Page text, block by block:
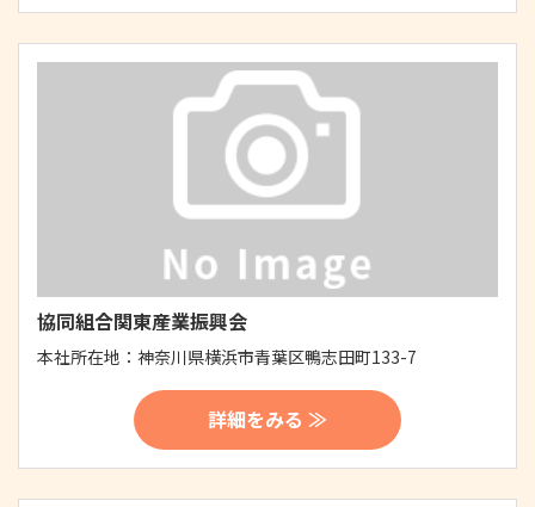
協同組合関東産業振興会
本社所在地： 神奈川県横浜市青葉区鴨志田町133-7
詳細をみる ≫